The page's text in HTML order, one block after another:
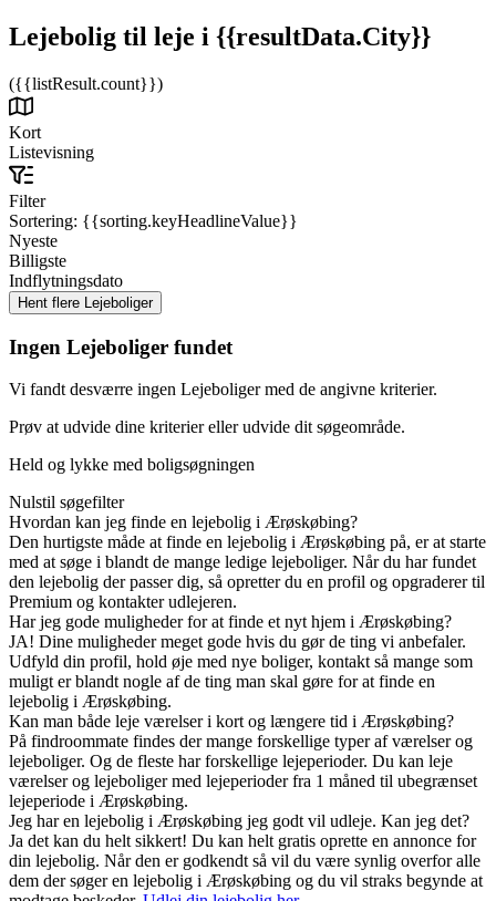
Lejebolig til leje i {{resultData.City}}
({{listResult.count}})
Kort
Listevisning
Filter
Sortering: {{sorting.keyHeadlineValue}}
Nyeste
Billigste
Indflytningsdato
Ingen Lejeboliger fundet
Vi fandt desværre ingen Lejeboliger med de angivne kriterier.
Prøv at udvide dine kriterier eller udvide dit søgeområde.
Held og lykke med boligsøgningen
Nulstil søgefilter
Hvordan kan jeg finde en lejebolig i Ærøskøbing?
Den hurtigste måde at finde en lejebolig i Ærøskøbing på, er at starte
med at søge i blandt de mange ledige lejeboliger. Når du har fundet
den lejebolig der passer dig, så opretter du en profil og opgraderer til
Premium og kontakter udlejeren.
Har jeg gode muligheder for at finde et nyt hjem i Ærøskøbing?
JA! Dine muligheder meget gode hvis du gør de ting vi anbefaler.
Udfyld din profil, hold øje med nye boliger, kontakt så mange som
muligt er blandt nogle af de ting man skal gøre for at finde en
lejebolig i Ærøskøbing.
Kan man både leje værelser i kort og længere tid i Ærøskøbing?
På findroommate findes der mange forskellige typer af værelser og
lejeboliger. Og de fleste har forskellige lejeperioder. Du kan leje
værelser og lejeboliger med lejeperioder fra 1 måned til ubegrænset
lejeperiode i Ærøskøbing.
Jeg har en lejebolig i Ærøskøbing jeg godt vil udleje. Kan jeg det?
Ja det kan du helt sikkert! Du kan helt gratis oprette en annonce for
din lejebolig. Når den er godkendt så vil du være synlig overfor alle
dem der søger en lejebolig i Ærøskøbing og du vil straks begynde at